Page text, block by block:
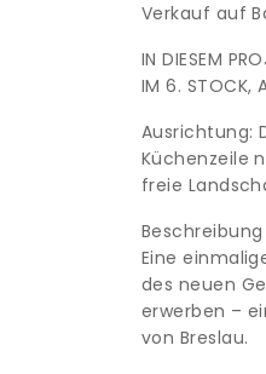
Verkauf auf
IN DIESEM
IM 6. STOCK,
Ausrichtung:
Küchenzeile
freie
Eine
des neuen
erwerben –
von Breslau.